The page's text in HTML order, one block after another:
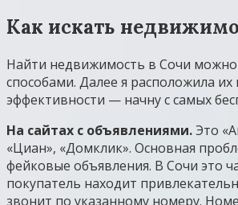
Как искать
Найти недвижимость в Сочи
способами. Далее я расположила их
эффективности — начну с самых
На сайтах с объявлениями.Это
«Циан», «Домклик». Основная
фейковые объявления. В Сочи это
покупатель находит
звонит по указанному номеру.